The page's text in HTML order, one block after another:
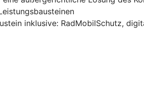
inklusive: RadMobilSchutz,